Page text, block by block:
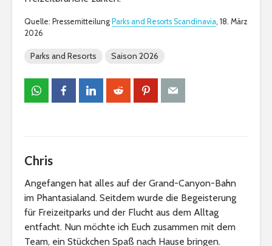
Quelle: Pressemitteilung Parks and Resorts Scandinavia, 18. März
2026
Parks and Resorts Saison 2026
Chris
Angefangen hat alles auf der Grand-Canyon-Bahn
im Phantasialand. Seitdem wurde die Begeisterung
für Freizeitparks und der Flucht aus dem Alltag
entfacht. Nun möchte ich Euch zusammen mit dem
Team, ein Stückchen Spaß nach Hause bringen.